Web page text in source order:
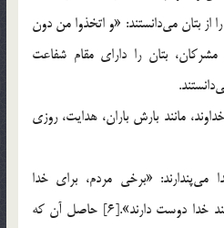
از بتان مي‌دانستند: «و اتخذوا من دون
آلهه لعلّهم ينصرون»؛[5] 2. مشركان، بتان را داراي مقام شفاعت
مانند بارش باران، هدايت، روزي
مي‌پندارند: «برخي مردم، براي خدا
همتاياني بر مي‌گزينند و آنها را مانند خدا دوست دارند».[6] حاصل آن كه